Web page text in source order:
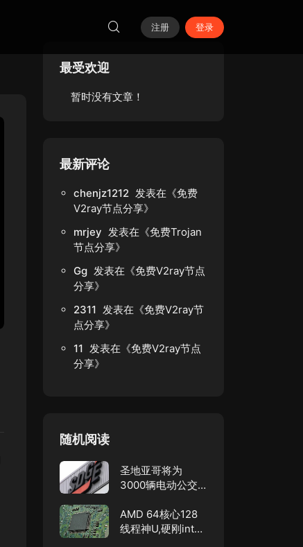
注册 登录
最受欢迎
暂时没有文章！
最新评论
chenjz1212 发表在《免费
V2ray节点分享》
mrjey 发表在《免费Trojan
节点分享》
Gg 发表在《免费V2ray节点
分享》
2311 发表在《免费V2ray节
点分享》
11 发表在《免费V2ray节点
分享》
随机阅读
圣地亚哥将为
3000辆电动公交
站！
AMD 64核心128
线程神U,硬刚intel